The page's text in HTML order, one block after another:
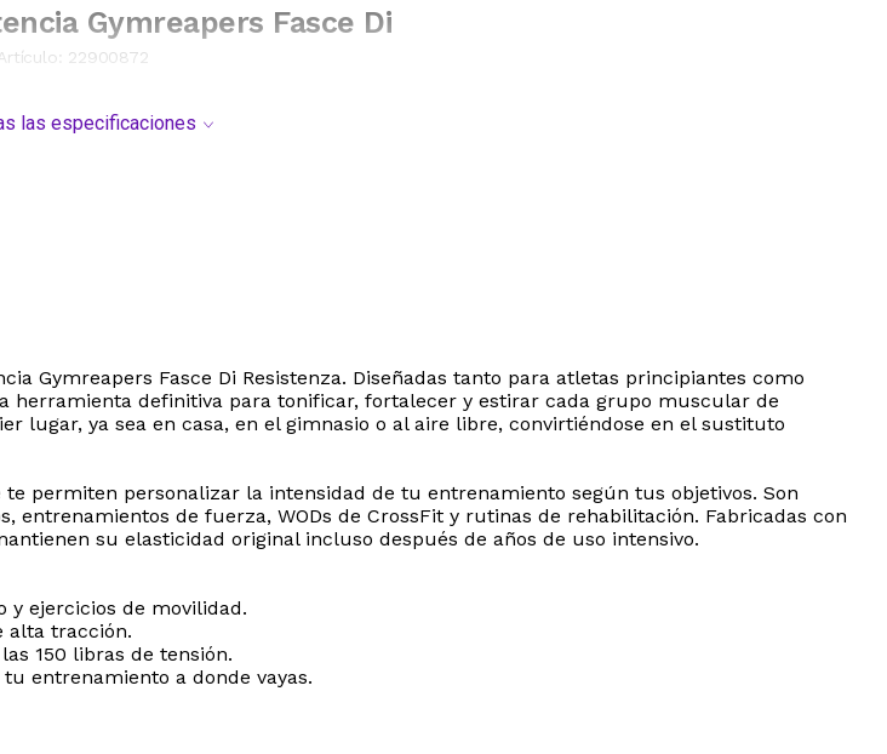
Gymreapers Fasce Di
Artículo: 22900872
las especificaciones
Gymreapers Fasce Di Resistenza. Diseñadas tanto para atletas principiantes como
herramienta definitiva para tonificar, fortalecer y estirar cada grupo muscular de
ya sea en casa, en el gimnasio o al aire libre, convirtiéndose en el sustituto
permiten personalizar la intensidad de tu entrenamiento según tus objetivos. Son
de fuerza, WODs de CrossFit y rutinas de rehabilitación. Fabricadas con
su elasticidad original incluso después de años de uso intensivo.
y ejercicios de movilidad.
alta tracción.
150 libras de tensión.
entrenamiento a donde vayas.